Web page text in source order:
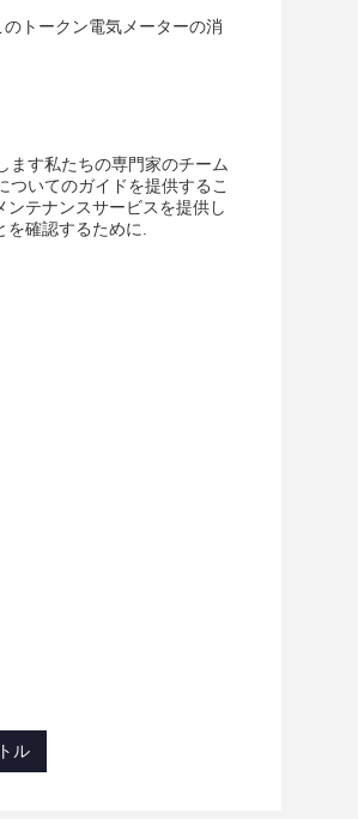
トークン電気メーターの消
ます私たちの専門家のチーム
いてのガイドを提供するこ
テナンスサービスを提供し
確認するために.
ル